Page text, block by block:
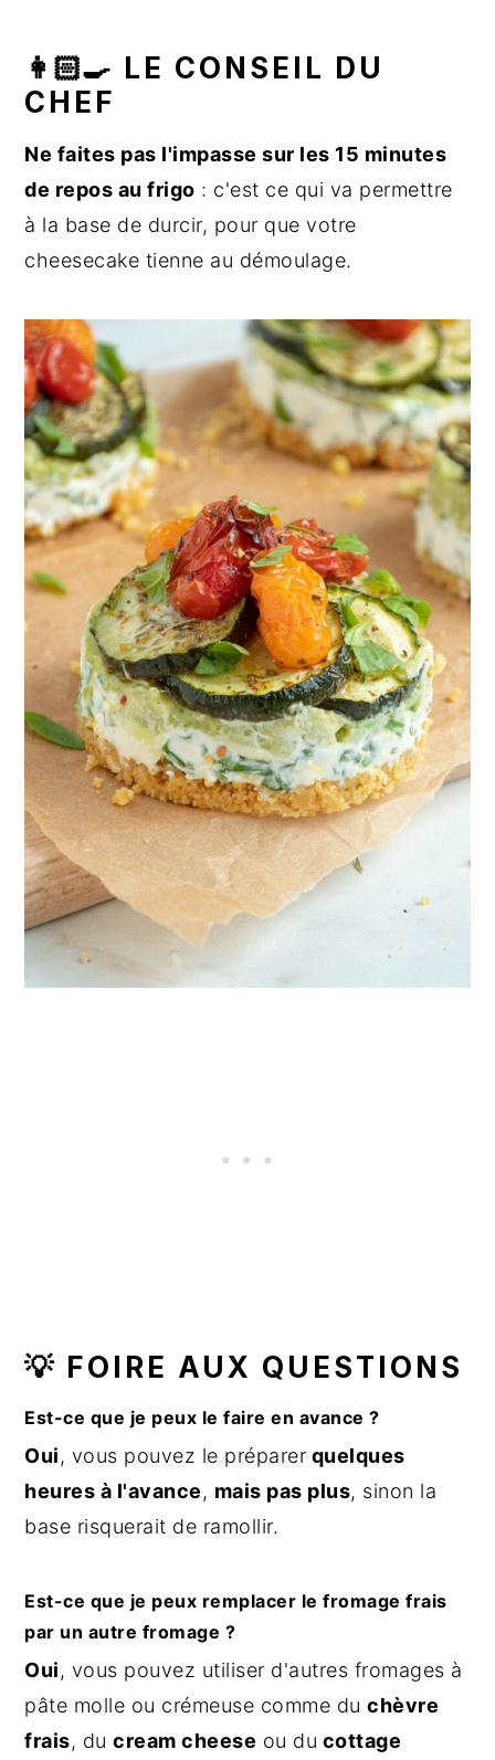
👩🏻‍🍳 LE CONSEIL DU
CHEF
Ne faites pas l'impasse sur les 15 minutes
de repos au frigo : c'est ce qui va permettre
à la base de durcir, pour que votre
cheesecake tienne au démoulage.
💡 FOIRE AUX QUESTIONS
Est-ce que je peux le faire en avance ?
Oui, vous pouvez le préparer quelques
heures à l'avance, mais pas plus, sinon la
base risquerait de ramollir.
Est-ce que je peux remplacer le fromage frais
par un autre fromage ?
Oui, vous pouvez utiliser d'autres fromages à
pâte molle ou crémeuse comme duchèvre
frais, ducream cheese ou du cottage